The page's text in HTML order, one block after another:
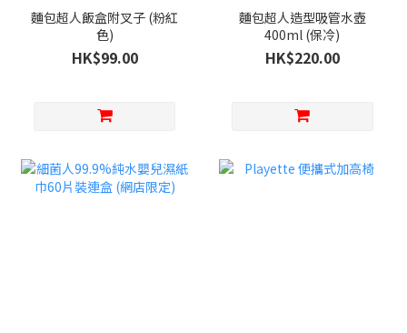
麵包超人飯盒附叉子 (粉紅
色)
HK$99.00
麵包超人造型吸管水壺
400ml (保冷)
HK$220.00